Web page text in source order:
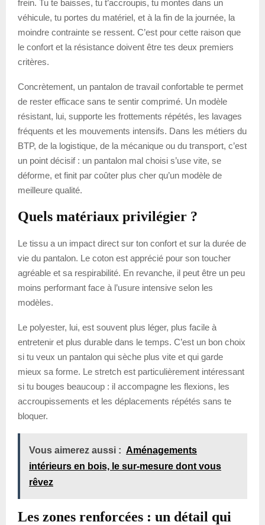
frein. Tu te baisses, tu t’accroupis, tu montes dans un
véhicule, tu portes du matériel, et à la fin de la journée, la
moindre contrainte se ressent. C’est pour cette raison que
le confort et la résistance doivent être tes deux premiers
critères.
Concrètement, un pantalon de travail confortable te permet
de rester efficace sans te sentir comprimé. Un modèle
résistant, lui, supporte les frottements répétés, les lavages
fréquents et les mouvements intensifs. Dans les métiers du
BTP, de la logistique, de la mécanique ou du transport, c’est
un point décisif : un pantalon mal choisi s’use vite, se
déforme, et finit par coûter plus cher qu’un modèle de
meilleure qualité.
Quels matériaux privilégier ?
Le tissu a un impact direct sur ton confort et sur la durée de
vie du pantalon. Le coton est apprécié pour son toucher
agréable et sa respirabilité. En revanche, il peut être un peu
moins performant face à l’usure intensive selon les
modèles.
Le polyester, lui, est souvent plus léger, plus facile à
entretenir et plus durable dans le temps. C’est un bon choix
si tu veux un pantalon qui sèche plus vite et qui garde
mieux sa forme. Le stretch est particulièrement intéressant
si tu bouges beaucoup : il accompagne les flexions, les
accroupissements et les déplacements répétés sans te
bloquer.
Vous aimerez aussi : Aménagements
intérieurs en bois, le sur-mesure dont vous
rêvez
Les zones renforcées : un détail qui